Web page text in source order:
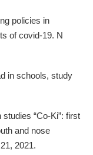
policies in
of covid-19. N
in schools, study
“Co-Ki”: first
and nose
2021.